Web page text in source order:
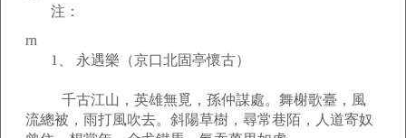
注：
rn
1、 永遇樂（京口北固亭懷古）
千古江山，英雄無覓，孫仲謀處。舞榭歌臺，風
流總被，雨打風吹去。斜陽草樹，尋常巷陌，人道寄奴